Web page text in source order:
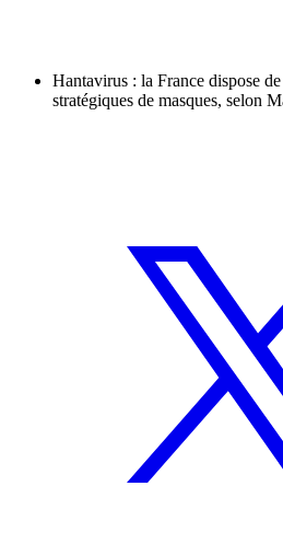
Hantavirus : la France dispose
stratégiques de masques, selon